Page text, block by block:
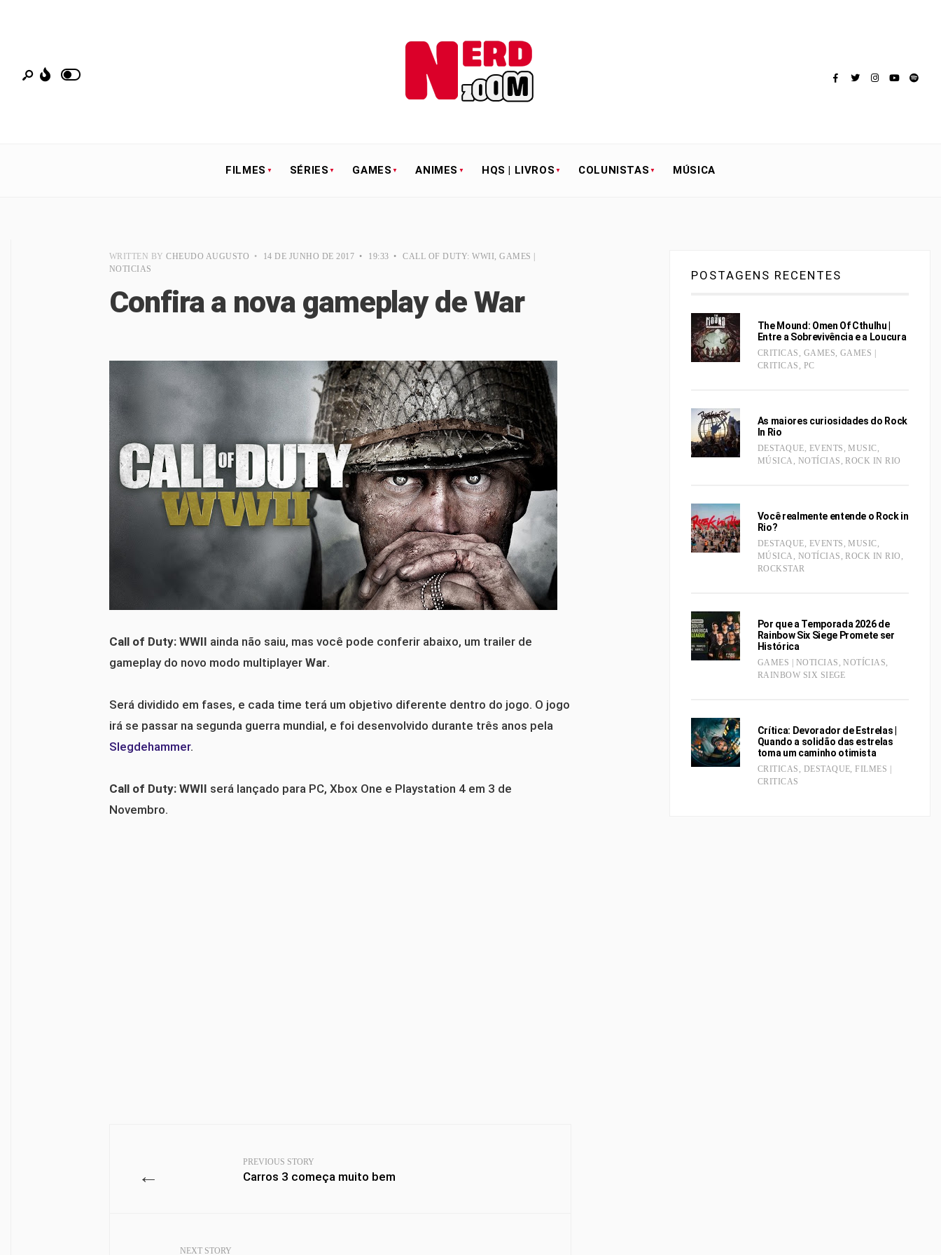
FILMES SÉRIES GAMES ANIMES HQS | LIVROS COLUNISTAS MÚSICA
WRITTEN BYCHEUDO AUGUSTO • 14 DE JUNHO DE 2017 • 19:33 • CALL OF DUTY: WWII ,GAMES |
NOTICIAS
Confira a nova gameplay de War
Call of Duty: WWII ainda não saiu, mas você pode conferir abaixo, um trailer de
gameplay do novo modo multiplayer War.
Será dividido em fases, e cada time terá um objetivo diferente dentro do jogo. O jogo
irá se passar na segunda guerra mundial, e foi desenvolvido durante três anos pela
Slegdehammer.
Call of Duty: WWII será lançado para PC, Xbox One e Playstation 4 em 3 de
Novembro.
←
PREVIOUS STORY
Carros 3 começa muito bem
NEXT STORY
POSTAGENS RECENTES
The Mound: Omen Of Cthulhu |
Entre a Sobrevivência e a Loucura
CRITICAS , GAMES, GAMES |
CRITICAS , PC
As maiores curiosidades do Rock
In Rio
DESTAQUE, EVENTS ,MUSIC,
MÚSICA , NOTÍCIAS ,ROCK IN RIO
Você realmente entende o Rock in
Rio?
DESTAQUE, EVENTS ,MUSIC,
MÚSICA , NOTÍCIAS ,ROCK IN RIO ,
ROCKSTAR
Por que a Temporada 2026 de
Rainbow Six Siege Promete ser
Histórica
GAMES | NOTICIAS ,NOTÍCIAS,
RAINBOW SIX SIEGE
Crítica: Devorador de Estrelas |
Quando a solidão das estrelas
toma um caminho otimista
CRITICAS , DESTAQUE,FILMES |
CRITICAS